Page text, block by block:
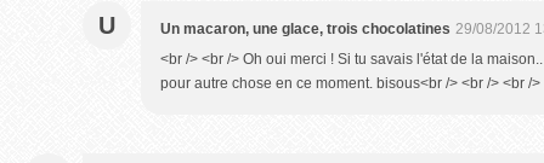
U Un macaron, une glace, trois chocolatines 29/08/2012
<br /> <br /> Oh oui merci ! Si tu savais l'état de la
pour autre chose en ce moment. bisous<br /> <br /> <br />